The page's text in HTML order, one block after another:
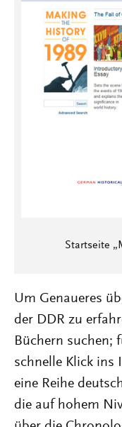
Startseite
Um Genaueres
der DDR zu
Büchern suchen;
schnelle Klick ins
eine Reihe
die auf hohem